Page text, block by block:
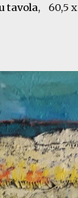
tavola, 60,5 x